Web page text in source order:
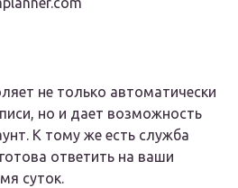
не только автоматически
но и дает возможность
К тому же есть служба
ответить на ваши
суток.